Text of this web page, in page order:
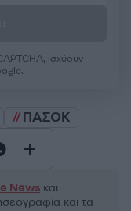
ισχύουν
ΠΑΣΟΚ
News και
και τα